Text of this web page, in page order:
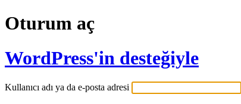
Oturum aç
WordPress'in desteğiyle
Kullanıcı adı ya da e-posta adresi